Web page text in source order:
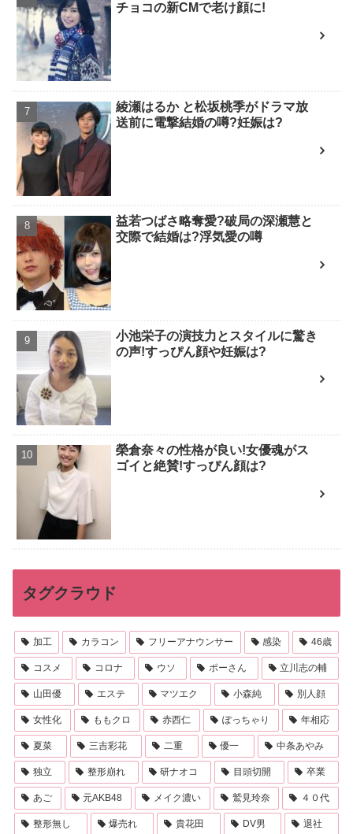
チョコの新CMで老け顔に!
綾瀬はるか と松坂桃季がドラマ放
送前に電撃結婚の噂?妊娠は?
益若つばさ略奪愛?破局の深瀬慧と
交際で結婚は?浮気愛の噂
小池栄子の演技力とスタイルに驚き
の声!すっぴん顔や妊娠は?
榮倉奈々の性格が良い!女優魂がス
ゴイと絶賛!すっぴん顔は?
タグクラウド
加工 カラコン フリーアナウンサー 感染 46歳
コスメ コロナ ウソ ポーさん 立川志の輔
山田優 エステ マツエク 小森純 別人顔
女性化 ももクロ 赤西仁 ぽっちゃり 年相応
夏菜 三吉彩花 二重 優一 中条あやみ
独立 整形崩れ 研ナオコ 目頭切開 卒業
あご 元AKB48 メイク濃い 鷲見玲奈 ４０代
整形無し 爆売れ 貴花田 DV男 退社